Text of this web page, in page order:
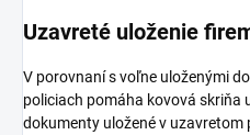
Uzavreté uloženie
V porovnaní s voľne uloženými
policiach pomáha kovová skriňa
dokumenty uložené v uzavretom